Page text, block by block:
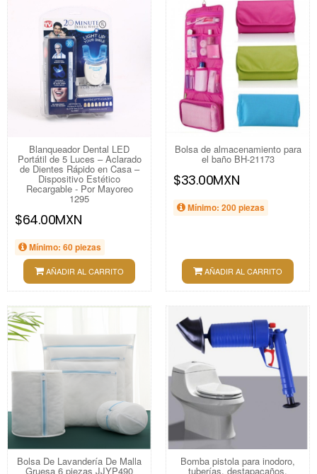
Blanqueador Dental LED
Portátil de 5 Luces – Aclarado
de Dientes Rápido en Casa –
Dispositivo Estético
Recargable - Por Mayoreo
1295
$64.00MXN
Mínimo: 60 piezas
AÑADIR AL CARRITO
Bolsa de almacenamiento para
el baño BH-21173
$33.00MXN
Mínimo: 200 piezas
AÑADIR AL CARRITO
Bolsa De Lavandería De Malla
Gruesa 6 piezas JJYP490
Bomba pistola para inodoro,
tuberías, destapacaños,